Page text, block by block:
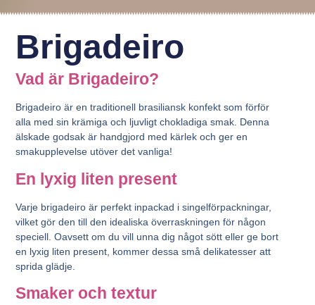
Brigadeiro
Vad är Brigadeiro?
Brigadeiro är en traditionell brasiliansk konfekt som förför
alla med sin krämiga och ljuvligt chokladiga smak. Denna
älskade godsak är handgjord med kärlek och ger en
smakupplevelse utöver det vanliga!
En lyxig liten present
Varje brigadeiro är perfekt inpackad i singelförpackningar,
vilket gör den till den idealiska överraskningen för någon
speciell. Oavsett om du vill unna dig något sött eller ge bort
en lyxig liten present, kommer dessa små delikatesser att
sprida glädje.
Smaker och textur